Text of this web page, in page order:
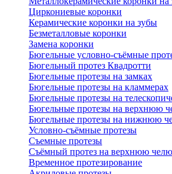
Циркониевые коронки
Керамические коронки на зубы
Безметалловые коронки
Замена коронки
Бюгельные условно-съёмные
Бюгельный протез Квадротти
Бюгельные протезы на замках
Бюгельные протезы на кламмерах
Бюгельные протезы на
Бюгельные протезы на верхнюю
Бюгельные протезы на нижнюю
Условно-съёмные протезы
Съемные протезы
Съёмный протез на верхнюю
Временное протезирование